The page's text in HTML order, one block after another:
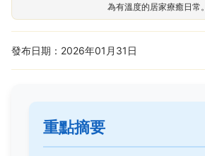
為有溫度的居家療癒日常。
發布日期：2026年01月31日
重點摘要